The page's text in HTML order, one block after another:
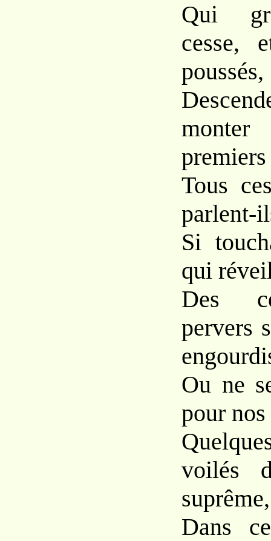
Qui
cesse,
poussés,
Tous
parlent-
Si
qui
Des
pervers
Ou ne
pour
voilés
suprême,
Dans